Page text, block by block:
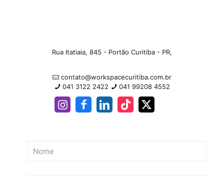
Rua Itatiaia, 845 - Portão Curitiba - PR,
contato@workspacecuritiba.com.br
041 3122 2422
041 99208 4552